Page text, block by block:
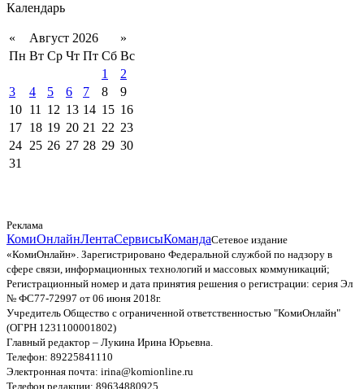
Календарь
« Август 2026
»
Пн Вт Ср Чт Пт Сб Вс
1
2
3
4 5 6 7 8
9
10 11 12 13 14 15 16
17 18 19 20 21 22 23
24 25 26 27 28 29 30
31
Реклама
КомиОнлайнЛентаСервисыКомандаСетевое издание
«КомиОнлайн». Зарегистрировано Федеральной службой по надзору в
сфере связи, информационных технологий и массовых коммуникаций;
Регистрационный номер и дата принятия решения о регистрации: серия Эл
№ ФС77-72997 от 06 июня 2018г.
Учредитель Общество с ограниченной ответственностью "КомиОнлайн"
(ОГРН 1231100001802)
Главный редактор – Лукина Ирина Юрьевна.
Телефон: 89225841110
Электронная почта: irina@komionline.ru
Телефон редакции: 89634880925